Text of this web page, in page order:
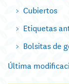
Cubiertos
Etiquetas
Bolsitas de
Última